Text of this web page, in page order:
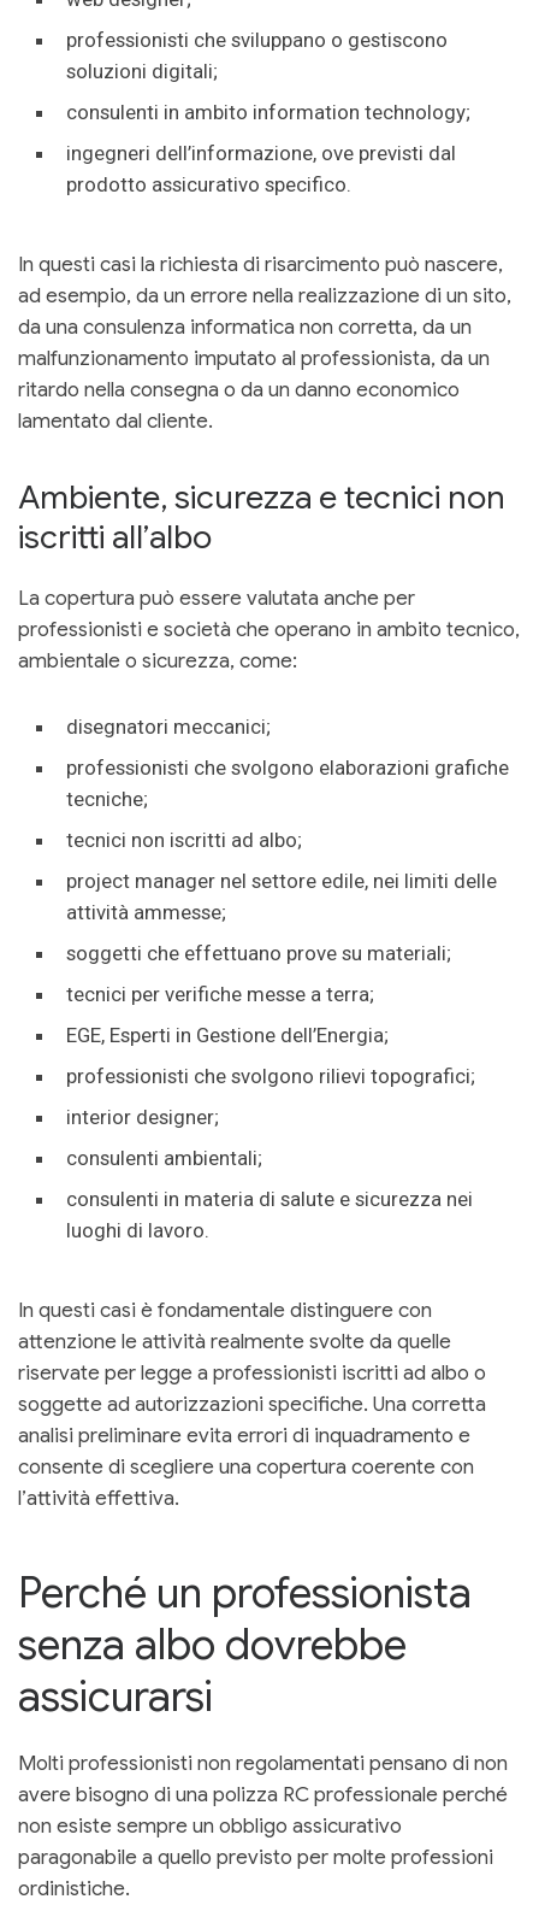
professionisti che sviluppano o gestiscono
soluzioni digitali;
consulenti in ambito information technology;
ingegneri dell’informazione, ove previsti dal
prodotto assicurativo specifico.
In questi casi la richiesta di risarcimento può nascere,
ad esempio, da un errore nella realizzazione di un sito,
da una consulenza informatica non corretta, da un
malfunzionamento imputato al professionista, da un
ritardo nella consegna o da un danno economico
lamentato dal cliente.
Ambiente, sicurezza e tecnici non
iscritti all’albo
La copertura può essere valutata anche per
professionisti e società che operano in ambito tecnico,
ambientale o sicurezza, come:
disegnatori meccanici;
professionisti che svolgono elaborazioni grafiche
tecniche;
tecnici non iscritti ad albo;
project manager nel settore edile, nei limiti delle
attività ammesse;
soggetti che effettuano prove su materiali;
tecnici per verifiche messe a terra;
EGE, Esperti in Gestione dell’Energia;
professionisti che svolgono rilievi topografici;
interior designer;
consulenti ambientali;
consulenti in materia di salute e sicurezza nei
luoghi di lavoro.
In questi casi è fondamentale distinguere con
attenzione le attività realmente svolte da quelle
riservate per legge a professionisti iscritti ad albo o
soggette ad autorizzazioni specifiche. Una corretta
analisi preliminare evita errori di inquadramento e
consente di scegliere una copertura coerente con
l’attività effettiva.
Perché un professionista
senza albo dovrebbe
assicurarsi
Molti professionisti non regolamentati pensano di non
avere bisogno di una polizza RC professionale perché
non esiste sempre un obbligo assicurativo
paragonabile a quello previsto per molte professioni
ordinistiche.